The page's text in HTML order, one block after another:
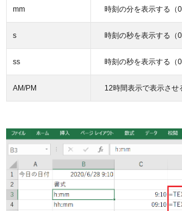
mm 時刻の分を表示する（
s 時刻の秒を表示する（0
ss 時刻の秒を表示する（
AM/PM 12時間表示で表示させ